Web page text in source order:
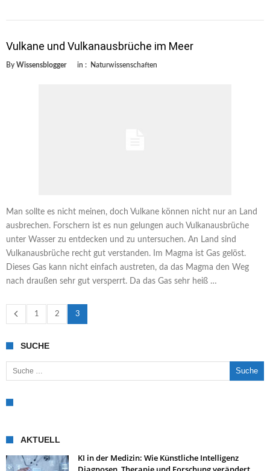
Vulkane und Vulkanausbrüche im Meer
By Wissensblogger in : Naturwissenschaften
Man sollte es nicht meinen, doch Vulkane können nicht nur an Land
ausbrechen. Forschern ist es nun gelungen auch Vulkanausbrüche
unter Wasser zu entdecken und zu untersuchen. An Land sind
Vulkanausbrüche recht gut verstanden. Im Magma ist Gas gelöst.
Dieses Gas kann nicht einfach austreten, da das Magma den Weg
nach draußen sehr gut versperrt. Da das Gas sehr heiß …
1 2 3
SUCHE
Suche nach:
AKTUELL
KI in der Medizin: Wie Künstliche Intelligenz